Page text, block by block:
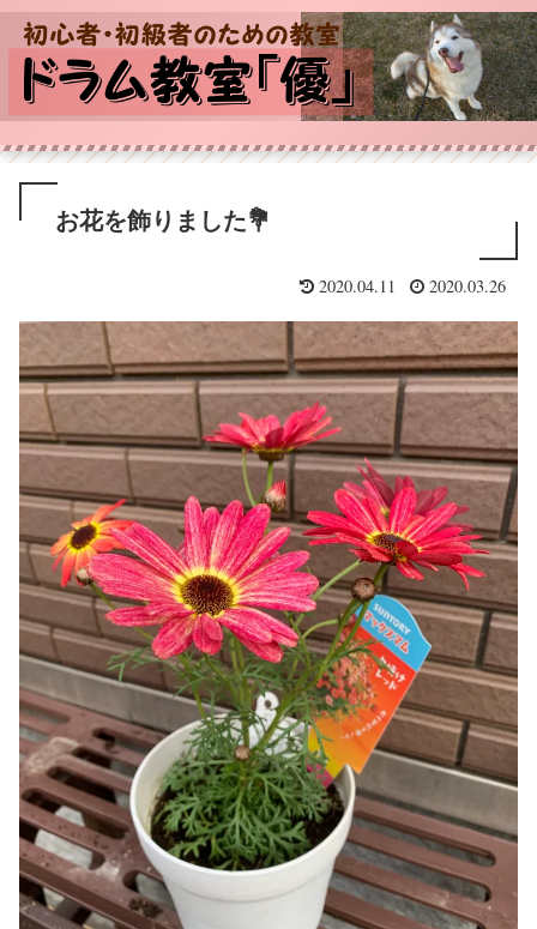
お花を飾りました💐
2020.04.11 2020.03.26